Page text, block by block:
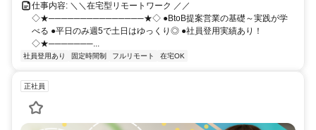
仕事内容: ＼＼在宅型リモートワーク ／／
◇★───────────────★◇ ●BtoB提案営業の基礎～実践が学
べる ●平日のみ週5で土日はゆっくり◎ ●社員登用実績あり！
◇★───────...
社員登用あり 固定時間制 フルリモート 在宅OK
正社員